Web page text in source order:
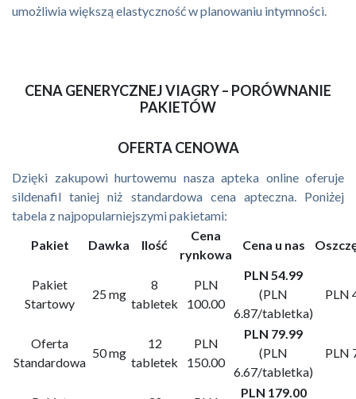
umożliwia większą elastyczność w planowaniu intymności.
CENA GENERYCZNEJ VIAGRY – PORÓWNANIE
PAKIETÓW
OFERTA CENOWA
Dzięki zakupowi hurtowemu nasza apteka online oferuje
sildenafil taniej niż standardowa cena apteczna. Poniżej
tabela z najpopularniejszymi pakietami:
Pakiet
Dawka Ilość
Cena
rynkowa
Cena u nas
Pakiet
Startowy
25 mg
8
tabletek
PLN
100.00
PLN 54.99
(PLN
6.87/tabletka)
PLN
Oferta
Standardowa
50 mg
12
tabletek
PLN
150.00
PLN 79.99
(PLN
6.67/tabletka)
PLN
PLN 179.00